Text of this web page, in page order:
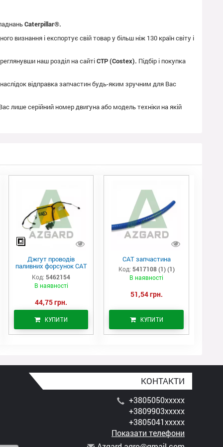
Caterpillar®.
визнання і експортує свій товар у більш ніж 130 країн світу і
наш розділ на сайтіCTP (Costex). Підбір і покупка
відправка запчастин будь-яким зручним для Вас
лише серійний номер двигуна або модель техніки на якій
Джгут проводів
паливних форсунок CAT
C7/C9 (546-2154)
Код: 5462154
В наявності
44,75 грн.
КУПИТИ
САТ запчастина
Код: 5417108 (1) (1)
В наявності
51,54 грн.
КУПИТИ
КОНТАКТИ
+3805050xxxxx
+3809903xxxxx
+3805041xxxxx
Показати телефони